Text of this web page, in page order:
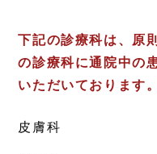
下記の診療科は、原
の診療科に通院中の
いただいております
皮膚科